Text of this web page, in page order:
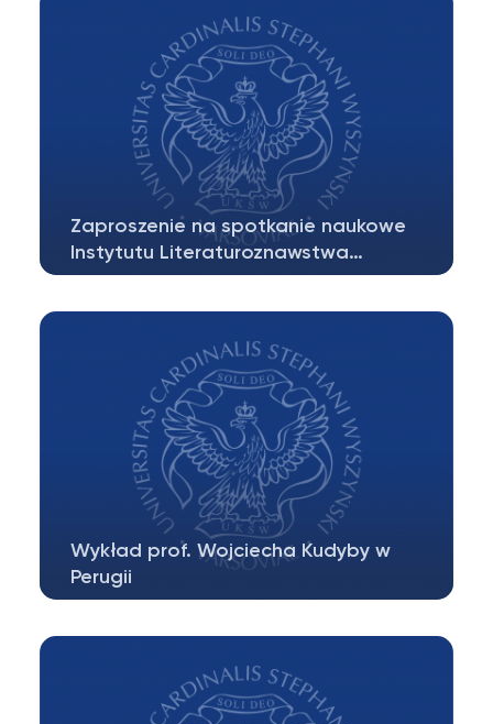
Zaproszenie na spotkanie naukowe
Instytutu Literaturoznawstwa…
dniu 27 maja 2025 r. gościć będzie grupę…
Wykład prof. Wojciecha Kudyby w
Perugii